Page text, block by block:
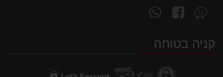
מצא
אותנו
Waze
עקוב
אחרינו
facebookקניה בטוחה